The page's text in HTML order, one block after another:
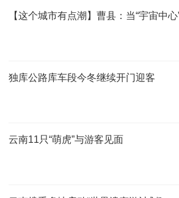
【这个城市有点潮】曹县：当“宇宙中
独库公路库车段今冬继续开门迎客
云南11只“萌虎”与游客见面